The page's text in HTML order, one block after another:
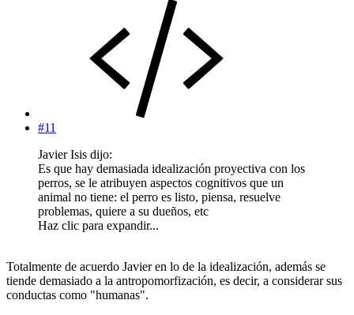
#11
Javier Isis dijo:
Es que hay demasiada idealización proyectiva con los
perros, se le atribuyen aspectos cognitivos que un
animal no tiene: el perro es listo, piensa, resuelve
problemas, quiere a su dueños, etc
Haz clic para expandir...
Totalmente de acuerdo Javier en lo de la idealización, además se
tiende demasiado a la antropomorfización, es decir, a considerar sus
conductas como "humanas".